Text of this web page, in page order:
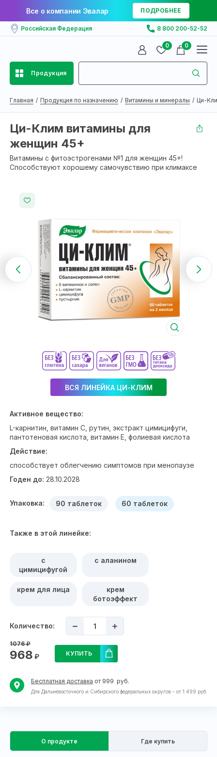
Все о компании Эвалар ПОДРОБНЕЕ
Российская Федерация 8 800 200-52-52
0 0
Продукция
Главная Продукция по назначению Витамины и минералы Ци-
Ци-Клим витамины для
женщин 45+
Витамины с фитоэстрогенами №1 для женщин 45+!
Способствуют хорошему самочувствию при климаксе
ВСЯ ЛИНЕЙКА ЦИ-КЛИМ
Активное вещество:
L-карнитин, витамин С, рутин, экстракт цимицифуги,
пантотеновая кислота, витамин E, фолиевая кислота
Действие:
способствует облегчению симптомов при менопаузе
Годен до: 28.10.2028
Упаковка: 90 таблеток 60 таблеток
Также в этой линейке:
с
цимицифугой
с аланином
крем для лица
крем
ботоэффект
Количество:
1076₽
968 ₽ КУПИТЬ
Бесплатная доставка от 999 руб.
Для Дальневосточного и Сибирского федеральных округов - от 1 499 руб.
О продукте Где купить